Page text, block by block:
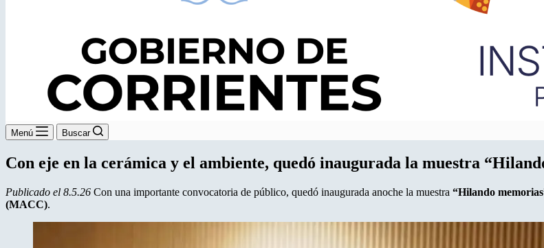
Menú Buscar
Con eje en la cerámica y el ambiente, quedó inaugurada la muestra
Publicado el 8.5.26 Con una importante convocatoria de público, quedó inaugurada anoche la muestra “Hilando
(MACC).